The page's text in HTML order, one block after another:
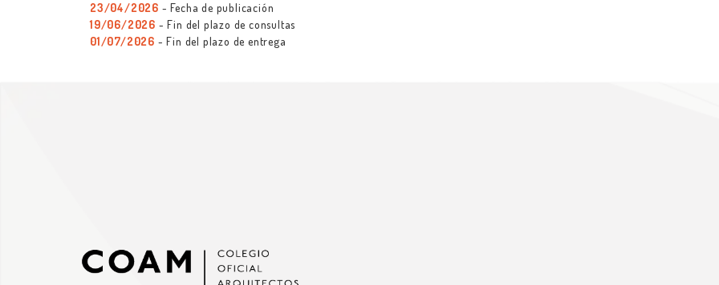
23/04/2026 - Fecha de publicación
19/06/2026 - Fin del plazo de consultas
01/07/2026 - Fin del plazo de entrega